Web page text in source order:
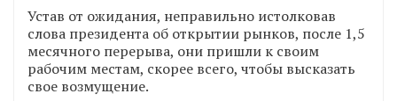
Устав от ожидания, неправильно истолковав
слова президента об открытии рынков, после 1,5
месячного перерыва, они пришли к своим
рабочим местам, скорее всего, чтобы высказать
свое возмущение.